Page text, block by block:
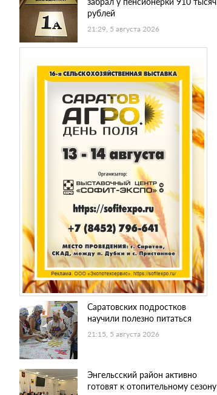
рублей
21:29, 5 августа 2026
Саратовских подростков
научили полезно питаться
21:15, 5 августа 2026
Энгельсский район активно
готовят к отопительному сезону